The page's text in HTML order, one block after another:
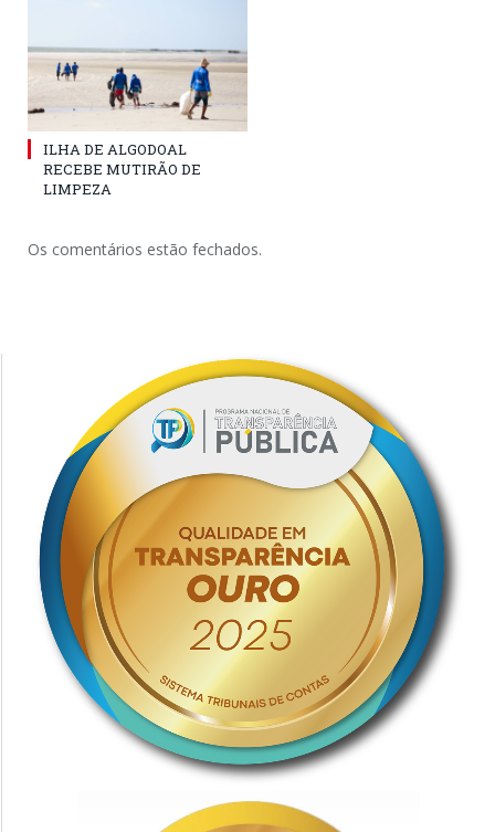
ILHA DE ALGODOAL
RECEBE MUTIRÃO DE
LIMPEZA
Os comentários estão fechados.